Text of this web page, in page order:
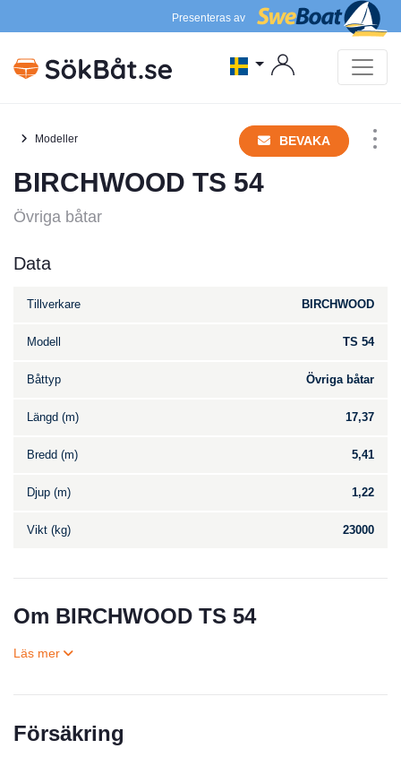
Presenteras av
Modeller BEVAKA
BIRCHWOOD TS 54
Övriga båtar
Data
Tillverkare BIRCHWOOD
Modell TS 54
Båttyp Övriga båtar
Längd (m) 17,37
Bredd (m) 5,41
Djup (m) 1,22
Vikt (kg) 23000
Om BIRCHWOOD TS 54
Försäkring